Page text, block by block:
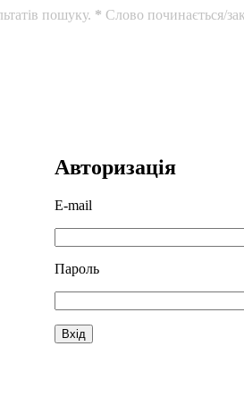
пошуку. * Слово починається/
Авторизація
E-mail
Пароль